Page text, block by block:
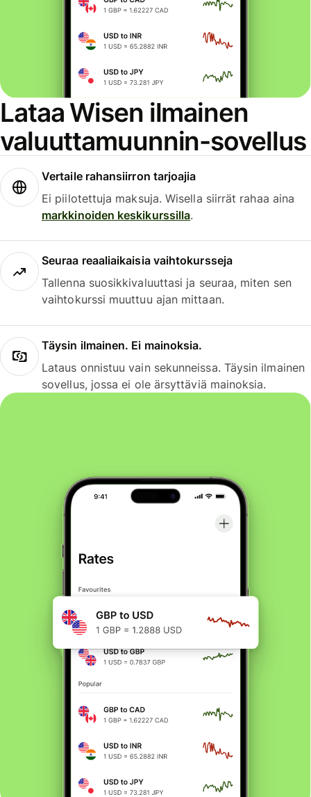
Lataa Wisen ilmainen
valuuttamuunnin-sovellus
Vertaile rahansiirron tarjoajia
Ei piilotettuja maksuja. Wisella siirrät rahaa aina
markkinoiden keskikurssilla.
Seuraa reaaliaikaisia vaihtokursseja
Tallenna suosikkivaluuttasi ja seuraa, miten sen
vaihtokurssi muuttuu ajan mittaan.
Täysin ilmainen. Ei mainoksia.
Lataus onnistuu vain sekunneissa. Täysin ilmainen
sovellus, jossa ei ole ärsyttäviä mainoksia.